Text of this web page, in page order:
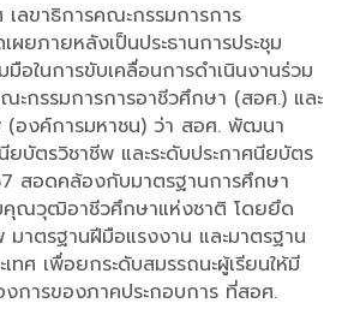
ลขาธิการคณะกรรมการการ
ผยภายหลังเป็นประธานการประชุม
อในการขับเคลื่อนการดำเนินงานร่วม
ะกรรมการการอาชีวศึกษา (สอศ.) และ
งค์การมหาชน) ว่า สอศ. พัฒนา
ยบัตรวิชาชีพ และระดับประกาศนียบัตร
สอดคล้องกับมาตรฐานการศึกษา
คุณวุฒิอาชีวศึกษาแห่งชาติ โดยยึด
าตรฐานฝีมือแรงงาน และมาตรฐาน
ทศ เพื่อยกระดับสมรรถนะผู้เรียนให้มี
การของภาคประกอบการ ที่สอศ.